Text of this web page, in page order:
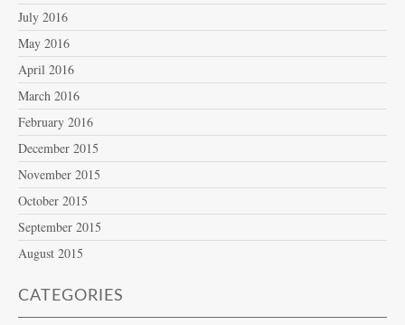
July 2016
May 2016
April 2016
March 2016
February 2016
December 2015
November 2015
October 2015
September 2015
August 2015
CATEGORIES